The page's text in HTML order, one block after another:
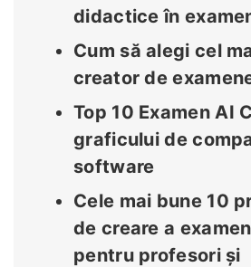
didactice în
Cum să alegi cel
creator de
Top 10 Examen AI
graficului de
software
Cele mai bune 10
de creare a
pentru profesori și